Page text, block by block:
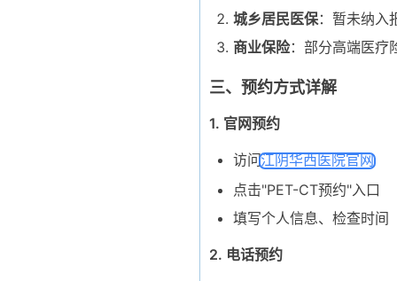
城乡居民医保：暂未纳入
商业保险：部分高端医疗
三、预约方式详解
1. 官网预约
访问江阴华西医院官网
点击"PET-CT预约"入口
填写个人信息、检查时间
2. 电话预约